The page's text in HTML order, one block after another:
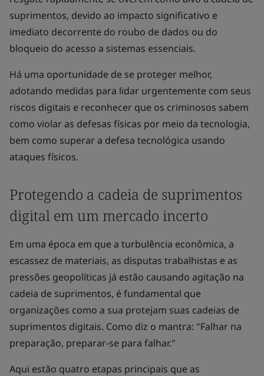
suprimentos, devido ao impacto significativo e
imediato decorrente do roubo de dados ou do
bloqueio do acesso a sistemas essenciais.
Há uma oportunidade de se proteger melhor,
adotando medidas para lidar urgentemente com seus
riscos digitais e reconhecer que os criminosos sabem
como violar as defesas físicas por meio da tecnologia,
bem como superar a defesa tecnológica usando
ataques físicos.
Protegendo a cadeia de suprimentos
digital em um mercado incerto
Em uma época em que a turbulência econômica, a
escassez de materiais, as disputas trabalhistas e as
pressões geopolíticas já estão causando agitação na
cadeia de suprimentos, é fundamental que
organizações como a sua protejam suas cadeias de
suprimentos digitais. Como diz o mantra: "Falhar na
preparação, preparar-se para falhar."
Aqui estão quatro etapas principais que as